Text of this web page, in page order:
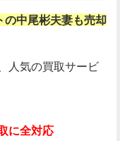
の中尾彬夫妻も売却
人気の買取サービ
に全対応